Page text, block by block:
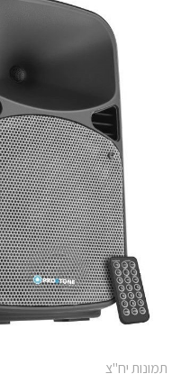
תמונות יח"צ